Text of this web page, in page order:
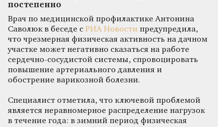
постепенно
Врач по медицинской профилактике Антонина
Саволюк в беседе с РИА Новости предупредила,
что чрезмерная физическая активность на дачном
участке может негативно сказаться на работе
сердечно-сосудистой системы, спровоцировать
повышение артериального давления и
обострение варикозной болезни.
Специалист отметила, что ключевой проблемой
является неравномерное распределение нагрузок
в течение года: в зимний период физическая